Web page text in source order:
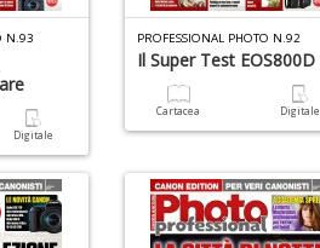
N.93
Digitale
PROFESSIONAL PHOTO N.92
Il Super Test EOS800D
Cartacea Digitale